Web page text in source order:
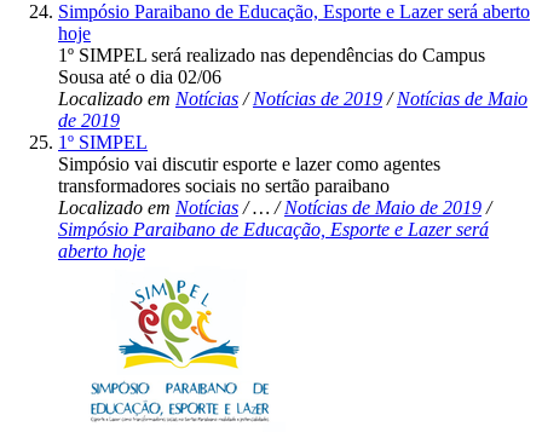
Simpósio Paraibano de Educação, Esporte e Lazer será aberto
hoje
1º SIMPEL será realizado nas dependências do Campus
Sousa até o dia 02/06
Localizado em Notícias /Notícias de 2019 /Notícias de Maio
de 2019
1º SIMPEL
Simpósio vai discutir esporte e lazer como agentes
transformadores sociais no sertão paraibano
Localizado em Notícias /…/Notícias de Maio de 2019 /
Simpósio Paraibano de Educação, Esporte e Lazer será
aberto hoje